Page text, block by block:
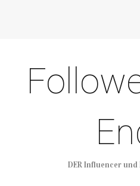
DER Influencer